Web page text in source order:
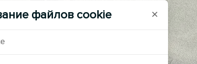
файлов cookie ×